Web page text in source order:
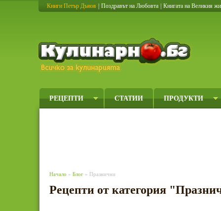
Книги Петър Дънов Поздравът на Любовта Книгата на Великия
РЕЦЕПТИ СТАТИИ ПРОДУКТИ
Начало » Блог » Празнични
Рецепти от категория